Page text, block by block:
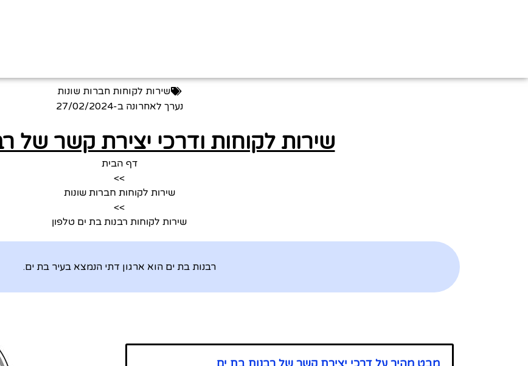
שירות לקוחות חברות שונות
נערך לאחרונה ב-27/02/2024
שירות לקוחות ודרכי יצירת קשר של
דף הבית
>>
שירות לקוחות חברות שונות
>>
שירות לקוחות רבנות בת ים טלפון
רבנות בת ים הוא ארגון דתי הנמצא בעיר בת ים.